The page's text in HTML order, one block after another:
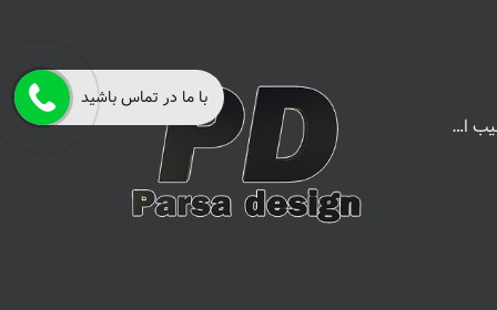
ا…
با ما در تماس باشید